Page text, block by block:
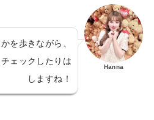
を歩きながら、
ェックしたりは
しますね！
Hanna